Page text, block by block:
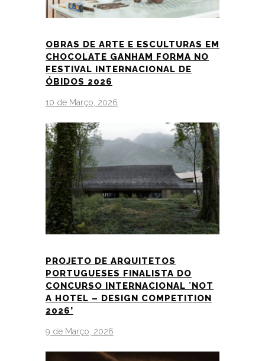
OBRAS DE ARTE E ESCULTURAS EM
CHOCOLATE GANHAM FORMA NO
FESTIVAL INTERNACIONAL DE
ÓBIDOS 2026
10 de Março, 2026
PROJETO DE ARQUITETOS
PORTUGUESES FINALISTA DO
CONCURSO INTERNACIONAL ´NOT
A HOTEL – DESIGN COMPETITION
2026’
9 de Março, 2026